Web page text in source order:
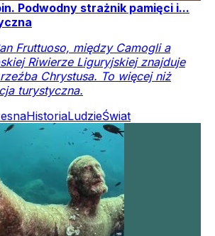
Podwodny strażnik pamięci i...
Fruttuoso, między Camogli a
Riwierze Liguryjskiej znajduje
Chrystusa. To więcej niż
turystyczna.
HistoriaLudzieŚwiat